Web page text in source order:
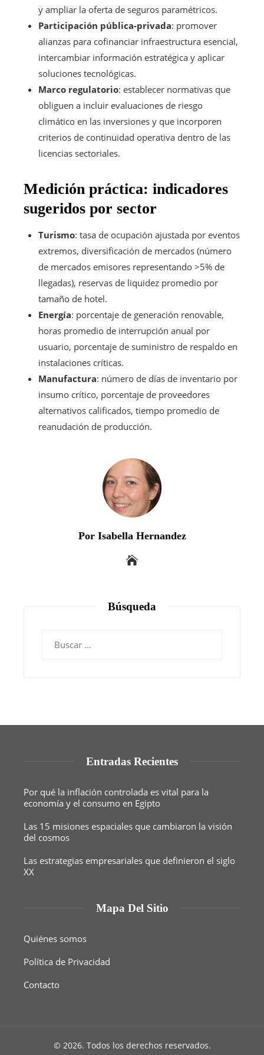
y ampliar la oferta de seguros paramétricos.
Participación pública-privada: promover
alianzas para cofinanciar infraestructura esencial,
intercambiar información estratégica y aplicar
soluciones tecnológicas.
Marco regulatorio: establecer normativas que
obliguen a incluir evaluaciones de riesgo
climático en las inversiones y que incorporen
criterios de continuidad operativa dentro de las
licencias sectoriales.
Medición práctica: indicadores
sugeridos por sector
Turismo: tasa de ocupación ajustada por eventos
extremos, diversificación de mercados (número
de mercados emisores representando >5% de
llegadas), reservas de liquidez promedio por
tamaño de hotel.
Energía: porcentaje de generación renovable,
horas promedio de interrupción anual por
usuario, porcentaje de suministro de respaldo en
instalaciones críticas.
Manufactura: número de días de inventario por
insumo crítico, porcentaje de proveedores
alternativos calificados, tiempo promedio de
reanudación de producción.
Por Isabella Hernandez
Búsqueda
Entradas Recientes
Por qué la inflación controlada es vital para la
economía y el consumo en Egipto
Las 15 misiones espaciales que cambiaron la visión
del cosmos
Las estrategias empresariales que definieron el siglo
XX
Mapa Del Sitio
Quiénes somos
Política de Privacidad
Contacto
© 2026. Todos los derechos reservados.